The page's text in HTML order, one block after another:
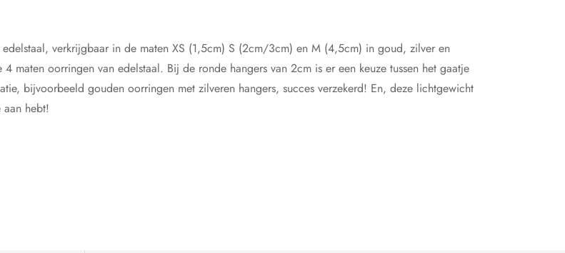
verkrijgbaar in de maten XS (1,5cm) S (2cm/3cm) en M (4,5cm) in goud, zilver en
4 maten oorringen van edelstaal. Bij de ronde hangers van 2cm is er een keuze tussen het gaatje
bijvoorbeeld gouden oorringen met zilveren hangers, succes verzekerd! En, deze lichtgewicht
hebt!